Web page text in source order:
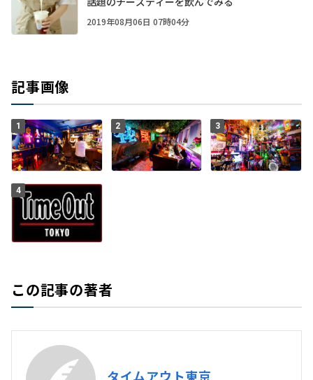
2019年08月06日 07時04分
記事画像
1 2 3
4
この記事の著者
タイムアウト東京